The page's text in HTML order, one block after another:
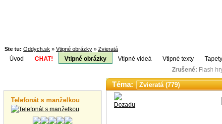
Ste tu: Oddych.sk » Vtipné obrázky » Zvieratá
Úvod CHAT! Vtipné obrázky Vtipné videá Vtipné texty
Zrušené: Flash
Telefonát s manželkou
Téma: